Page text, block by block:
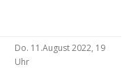
Do. 11.August 2022, 19
Uhr